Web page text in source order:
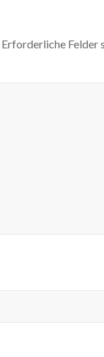
Erforderliche Felder